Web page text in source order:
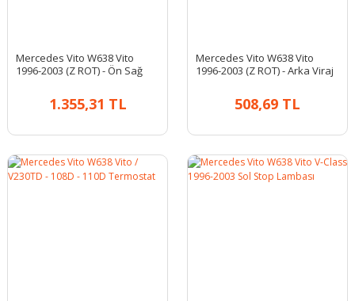
Mercedes Vito W638 Vito
1996-2003 (Z ROT) - Ön Sağ
1.355,31 TL
Mercedes Vito W638 Vito
1996-2003 (Z ROT) - Arka Viraj
508,69 TL